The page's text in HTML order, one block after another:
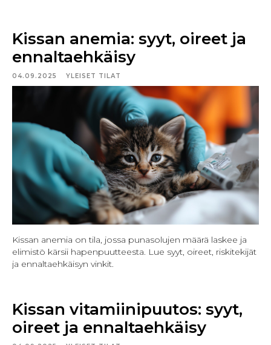
Kissan anemia: syyt, oireet ja
ennaltaehkäisy
04.09.2025 YLEISET TILAT
Kissan anemia on tila, jossa punasolujen määrä laskee ja
elimistö kärsii hapenpuutteesta. Lue syyt, oireet, riskitekijät
ja ennaltaehkäisyn vinkit.
Kissan vitamiinipuutos: syyt,
oireet ja ennaltaehkäisy